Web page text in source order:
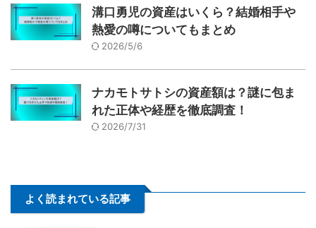
溝口勇児の資産はいくら？結婚相手や
熱愛の噂についてもまとめ
2026/5/6
ナカモトサトシの資産額は？謎に包ま
れた正体や経歴を徹底調査！
2026/7/31
よく読まれている記事